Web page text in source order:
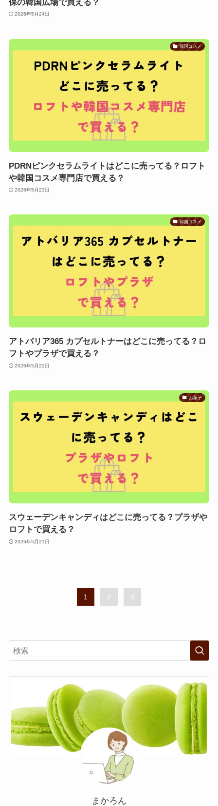
保の韓国広場で買える？
2026年5月24日
韓国コスメ
PDRNピンクセラムライトはどこに売ってる？ロフト
や韓国コスメ専門店で買える？
2026年5月23日
韓国コスメ
アトバリア365 カプセルトナーはどこに売ってる？ロ
フトやプラザで買える？
2026年5月22日
お菓子
スウェーデンキャンディはどこに売ってる？プラザや
ロフトで買える？
2026年5月21日
1 2 3
まかろん